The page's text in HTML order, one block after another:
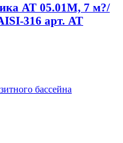
АТ 05.01M, 7 м?/
316 арт. АТ